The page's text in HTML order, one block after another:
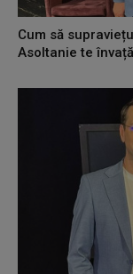
Cum să
Asoltanie te